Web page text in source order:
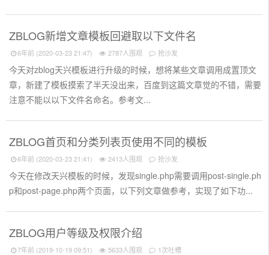
ZBLOG新增文章模板回避取以下文件名
6年前 (2020-03-23 21:47) 2787人围观 抢沙发
今天对zblog天兴模板进行升级的时候，想将某些文章调用成置顶文
章，新建了模板摸索了半天没出来，百度到这篇文章觉的不错，需要
注意不能以以下文件名命名。参考文...
ZBLOG首页和分类列表页使用不同的模板
6年前 (2020-03-23 21:41) 2413人围观 抢沙发
今天在修改天兴模板的时候，发现single.php需要调用post-single.ph
p和post-page.php两个页面，以下列文章做参考，实现了如下功...
ZBLOG用户等级及权限介绍
7年前 (2019-10-19 09:51) 5633人围观 1次吐槽